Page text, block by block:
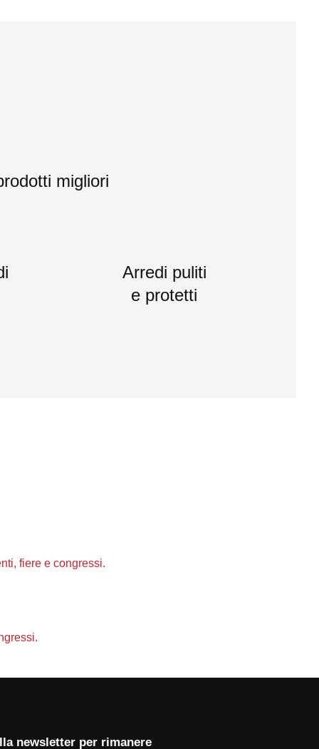
migliori
Arredi puliti
e protetti
newsletter per rimanere